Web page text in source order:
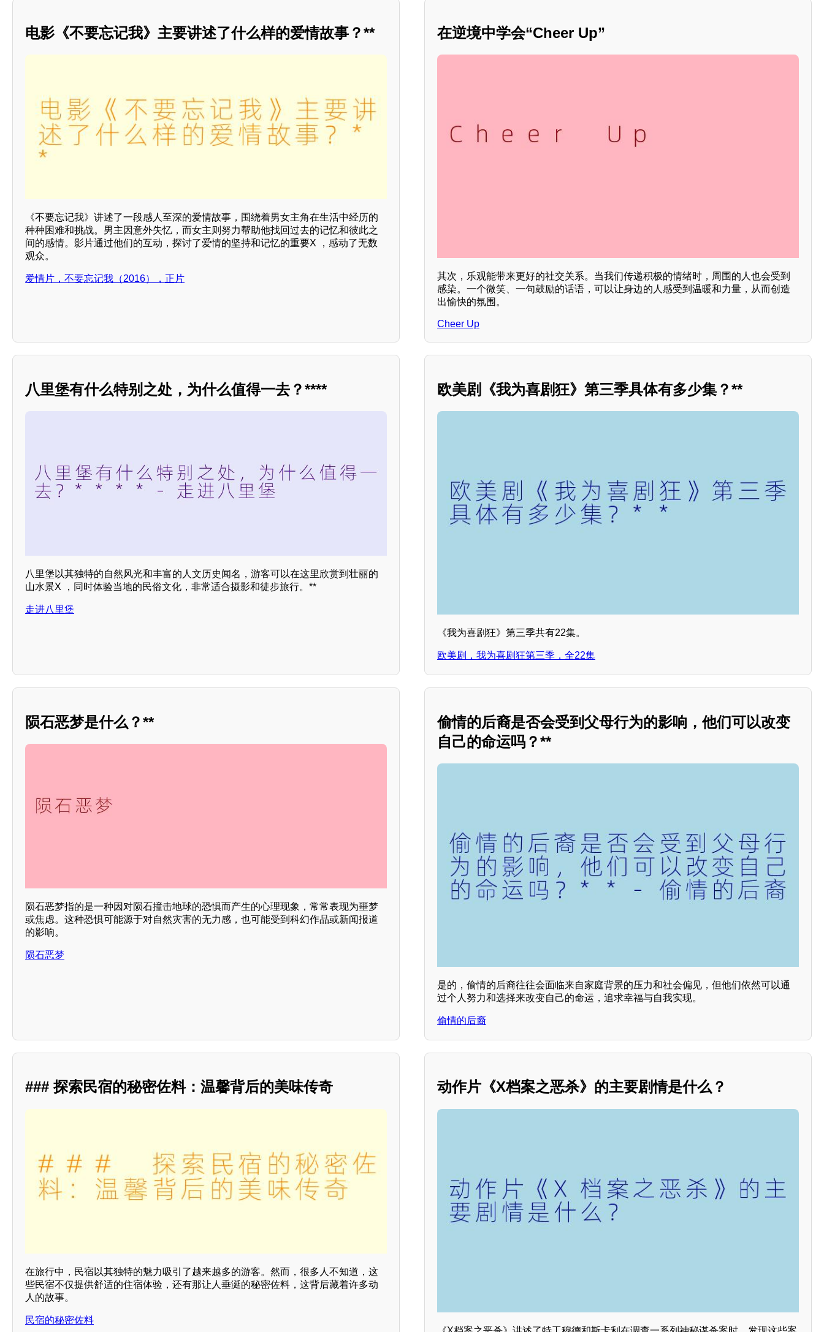
电影《不要忘记我》主要讲述了什么样的爱情故事？**
《不要忘记我》讲述了一段感人至深的爱情故事，围绕着男女主角在生活中经历的
种种困难和挑战。男主因意外失忆，而女主则努力帮助他找回过去的记忆和彼此之
间的感情。影片通过他们的互动，探讨了爱情的坚持和记忆的重要X ，感动了无数
观众。
爱情片，不要忘记我（2016），正片
在逆境中学会“Cheer Up”
其次，乐观能带来更好的社交关系。当我们传递积极的情绪时，周围的人也会受到
感染。一个微笑、一句鼓励的话语，可以让身边的人感受到温暖和力量，从而创造
出愉快的氛围。
Cheer Up
八里堡有什么特别之处，为什么值得一去？****
八里堡以其独特的自然风光和丰富的人文历史闻名，游客可以在这里欣赏到壮丽的
山水景X ，同时体验当地的民俗文化，非常适合摄影和徒步旅行。**
走进八里堡
欧美剧《我为喜剧狂》第三季具体有多少集？**
《我为喜剧狂》第三季共有22集。
欧美剧，我为喜剧狂第三季，全22集
陨石恶梦是什么？**
陨石恶梦指的是一种因对陨石撞击地球的恐惧而产生的心理现象，常常表现为噩梦
或焦虑。这种恐惧可能源于对自然灾害的无力感，也可能受到科幻作品或新闻报道
的影响。
陨石恶梦
偷情的后裔是否会受到父母行为的影响，他们可以改变
自己的命运吗？**
是的，偷情的后裔往往会面临来自家庭背景的压力和社会偏见，但他们依然可以通
过个人努力和选择来改变自己的命运，追求幸福与自我实现。
偷情的后裔
### 探索民宿的秘密佐料：温馨背后的美味传奇
在旅行中，民宿以其独特的魅力吸引了越来越多的游客。然而，很多人不知道，这
些民宿不仅提供舒适的住宿体验，还有那让人垂涎的秘密佐料，这背后藏着许多动
人的故事。
民宿的秘密佐料
动作片《X档案之恶杀》的主要剧情是什么？